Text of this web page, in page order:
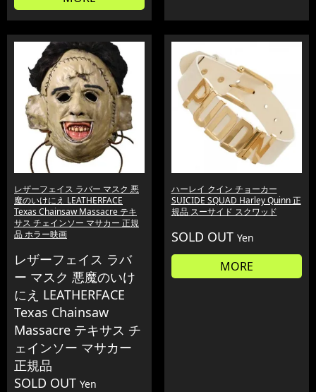
レザーフェイス ラバー マスク 悪
魔のいけにえ LEATHERFACE
Texas Chainsaw Massacre テキ
サス チェインソー マサカー 正規
品 ホラー映画
レザーフェイス ラバ
ー マスク 悪魔のいけ
にえ LEATHERFACE
Texas Chainsaw
Massacre テキサス チ
ェインソー マサカー
正規品
SOLD OUT Yen
ハーレイ クイン チョーカー
SUICIDE SQUAD Harley Quinn 正
規品 スーサイド スクワッド
SOLD OUT Yen
MORE